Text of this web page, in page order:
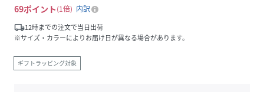
69ポイント 1倍
内訳
local_shipping12時までの注文で当日出荷
※サイズ・カラーによりお届け日が異なる場合があります。
ギフトラッピング対象